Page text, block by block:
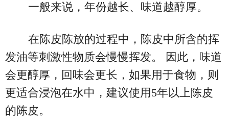
一般来说，年份越长、味道越醇厚。
在陈皮陈放的过程中，陈皮中所含的挥
发油等刺激性物质会慢慢挥发。 因此，味道
会更醇厚，回味会更长，如果用于食物，则
更适合浸泡在水中，建议使用5年以上陈皮
的陈皮。